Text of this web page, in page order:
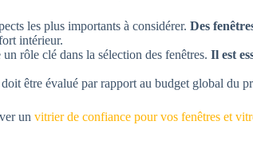
les plus importants à considérer. Des
intérieur.
rôle clé dans la sélection des fenêtres. Il est
être évalué par rapport au budget global du
un vitrier de confiance pour vos fenêtres et